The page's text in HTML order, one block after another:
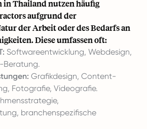
in Thailand nutzen häufig
aufgrund der
der Arbeit oder des Bedarfs an
Diese umfassen oft:
Softwareentwicklung, Webdesign,
Beratung.
Grafikdesign, Content-
Fotografie, Videografie.
branchenspezifische